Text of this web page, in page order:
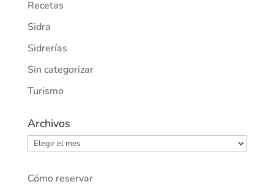
Recetas
Sidra
Sidrerías
Sin categorizar
Turismo
Archivos
Archivos
Cómo reservar